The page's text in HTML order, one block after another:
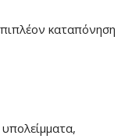
καταπόνηση